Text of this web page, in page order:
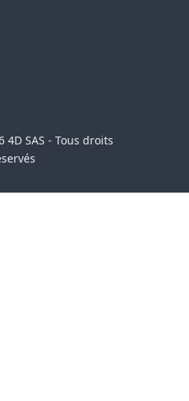
SAS - Tous droits